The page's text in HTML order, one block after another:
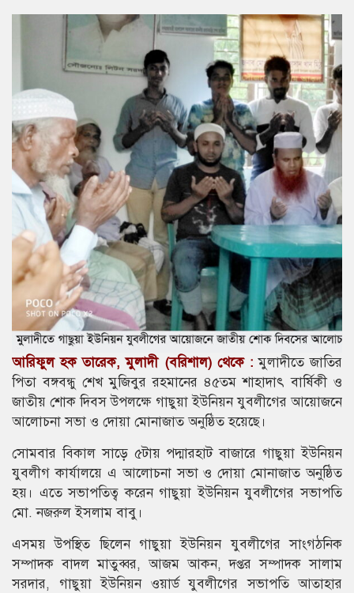
আরিফুল হক তারেক, মুলাদী (বরিশাল) থেকে :মুলাদীতে জাতির
পিতা বঙ্গবন্ধু শেখ মুজিবুর রহমানের ৪৫তম শাহাদাৎ বার্ষিকী ও
জাতীয় শোক দিবস উপলক্ষে গাছুয়া ইউনিয়ন যুবলীগের আয়োজনে
আলোচনা সভা ও দোয়া মোনাজাত অনুষ্ঠিত হয়েছে।
সোমবার বিকাল সাড়ে ৫টায় পদ্মারহাট বাজারে গাছুয়া ইউনিয়ন
যুবলীগ কার্যালয়ে এ আলোচনা সভা ও দোয়া মোনাজাত অনুষ্ঠিত
হয়। এতে সভাপতিত্ব করেন গাছুয়া ইউনিয়ন যুবলীগের সভাপতি
মো. নজরুল ইসলাম বাবু।
এসময় উপস্থিত ছিলেন গাছুয়া ইউনিয়ন যুবলীগের সাংগঠনিক
সম্পাদক বাদল মাতুব্বর, আজম আকন, দপ্তর সম্পাদক সালাম
সরদার, গাছুয়া ইউনিয়ন ওয়ার্ড যুবলীগের সভাপতি আতাহার